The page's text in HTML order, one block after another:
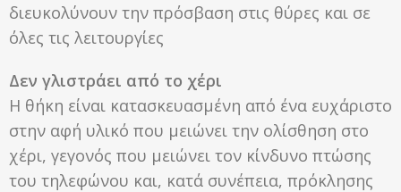
διευκολύνουν την πρόσβαση στις θύρες και σε
όλες τις λειτουργίες
Δεν γλιστράει από το χέρι
Η θήκη είναι κατασκευασμένη από ένα ευχάριστο
στην αφή υλικό που μειώνει την ολίσθηση στο
χέρι, γεγονός που μειώνει τον κίνδυνο πτώσης
του τηλεφώνου και, κατά συνέπεια, πρόκλησης